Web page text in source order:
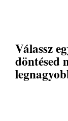
Válassz
döntésed